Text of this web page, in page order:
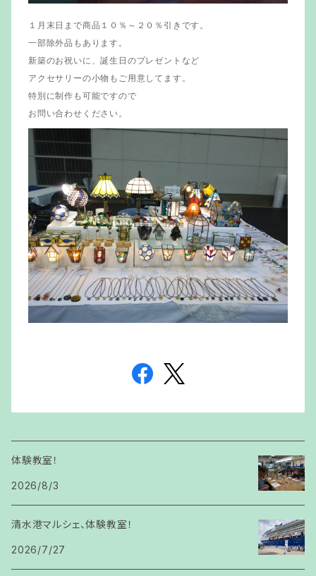
１月末日まで商品１０％～２０％引きです。
一部除外品もあります。
新築のお祝いに、誕生日のプレゼントなど
アクセサリーの小物もご用意してます。
特別に制作も可能ですので
お問い合わせください。
体験教室！
2026/8/3
清水港マルシェ、体験教室！
2026/7/27